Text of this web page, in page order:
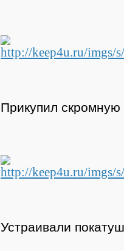
Прикупил скромную
Устраивали